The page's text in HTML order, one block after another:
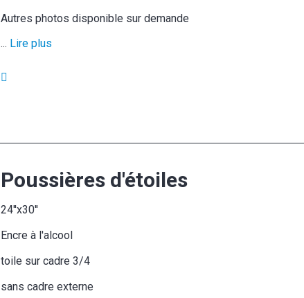
Autres photos disponible sur demande
... Lire plus
Poussières d'étoiles
24''x30''
Encre à l'alcool
toile sur cadre 3/4
sans cadre externe